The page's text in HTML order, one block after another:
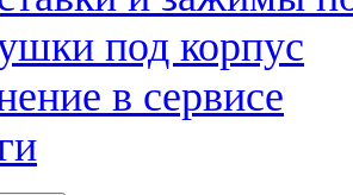
под корпус
в сервисе